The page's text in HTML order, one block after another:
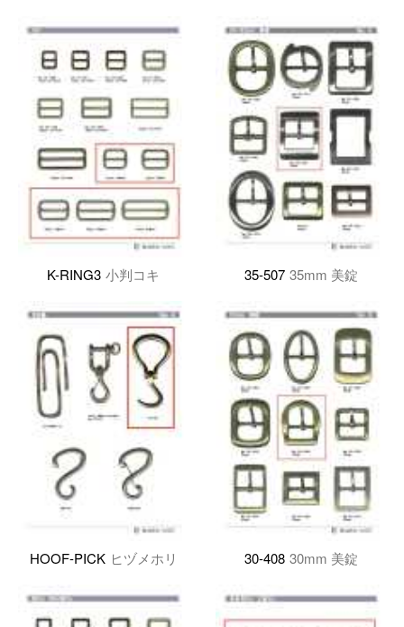
K-RING3 小判コキ 35-507 35mm 美錠
HOOF-PICK ヒヅメホリ 30-408 30mm 美錠